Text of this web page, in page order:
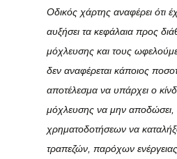
Οδικός χάρτης αναφέρει ότι
αυξήσει τα κεφάλαια προς
μόχλευσης και τους
δεν αναφέρεται κάποιος
αποτέλεσμα να υπάρχει ο
μόχλευσης να μην αποδώσει,
χρηματοδοτήσεων να
τραπεζών, παρόχων